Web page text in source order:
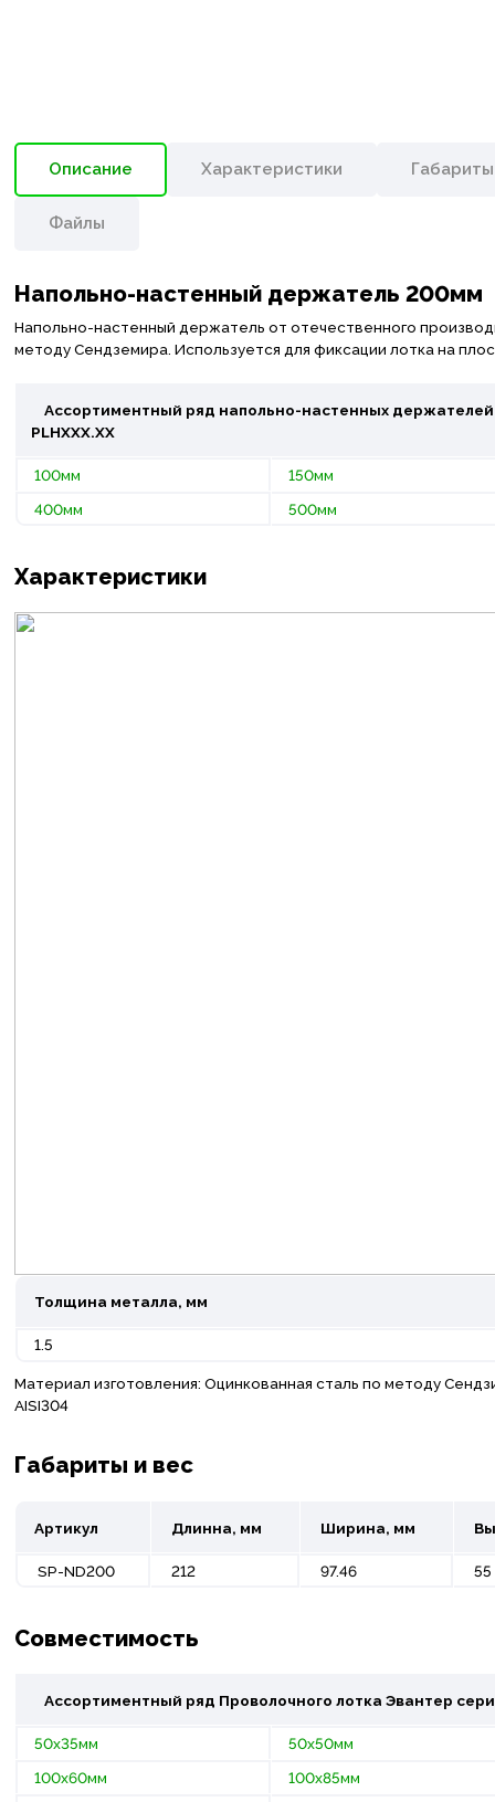
Описание Характеристики
Файлы
Напольно-настенный держатель 200мм
Напольно-настенный держатель от отечественного
методу Сендземира. Используется для фиксации лотка на
Ассортиментный ряд напольно-настенных держателей
PLHХХХ.ХХ
100мм
150мм
400мм
500мм
Характеристики
Толщина металла, мм
1.5
Материал изготовления: Оцинкованная сталь по методу
AISI304
Габариты и вес
Артикул Длинна, мм Ширина, мм
SP-ND200 212 97.46 55
Совместимость
Ассортиментный ряд Проволочного лотка Эвантер
50х35мм
50х50мм
100х60мм
100х85мм